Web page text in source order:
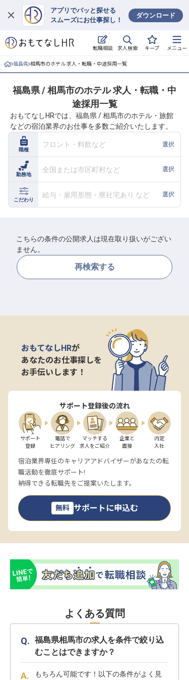
アプリでパッと探せる
スムーズにお仕事探し！
ダウンロード
転職相談 求人検索 キープ メニュー
ログイン
求人・施設を探す
就職・転職 合同説明会
おもてなしHRについて
ご利用の流れ
よくある質問
ホテル・宿泊業界情報コラム
無料 転職サポートに申し込む
採用をお考えの企業様へ
福島県 相馬市のホテル 求人・転職・中途採用一覧
福島県 / 相馬市のホテル 求人・転職・中
途採用一覧
おもてなしHRでは、福島県 / 相馬市のホテル・旅館
などの宿泊業界のお仕事を多数ご紹介いたします。
職種
フロント・料飲など 選択
勤務地
全国または市区町村など 選択
こだわり
給与・雇用形態・寮社宅あり など 選択
こちらの条件の公開求人は現在取り扱いがござい
ません。
再検索する
おもてなしHRが
あなたのお仕事探しを
お手伝いします！
サポート登録後の流れ
サポート
登録
電話で
ヒアリング
マッチする
求人をご紹介
企業と
面接
内定
入社
宿泊業界専任のキャリアアドバイザーがあなたの転
職活動を徹底サポート!
納得できる転職先をご提案いたします。
無料 サポートに申込む
よくある質問
福島県相馬市の求人を条件で絞り込
むことはできますか？
もちろん可能です！以下の条件がよく見